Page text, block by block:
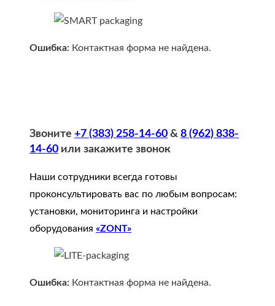
Ошибка: Контактная форма не найдена.
Звоните +7 (383) 258-14-60 & 8 (962) 838-
14-60 или закажите звонок
Наши сотрудники всегда готовы
проконсультировать вас по любым вопросам:
установки, мониторинга и настройки
оборудования «ZONT»
Ошибка: Контактная форма не найдена.